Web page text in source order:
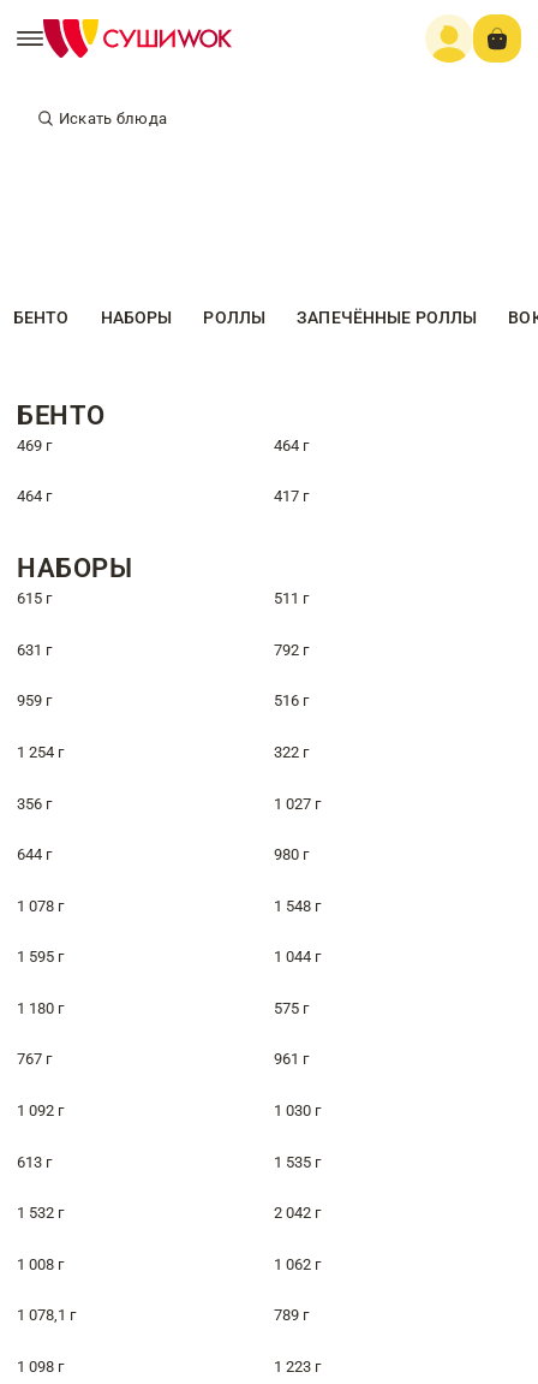
Искать блюда
БЕНТО НАБОРЫ РОЛЛЫ ЗАПЕЧЁННЫЕ РОЛЛЫ
БЕНТО
469 г 464 г
464 г 417 г
НАБОРЫ
615 г 511 г
631 г 792 г
959 г 516 г
1 254 г 322 г
356 г 1 027 г
644 г 980 г
1 078 г 1 548 г
1 595 г 1 044 г
1 180 г 575 г
767 г 961 г
1 092 г 1 030 г
613 г 1 535 г
1 532 г 2 042 г
1 008 г 1 062 г
1 078,1 г 789 г
1 098 г 1 223 г